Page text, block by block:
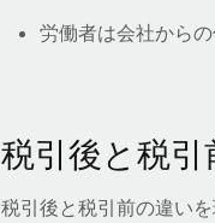
労働者は会社から
税引後と税引
税引後と税引前の違い